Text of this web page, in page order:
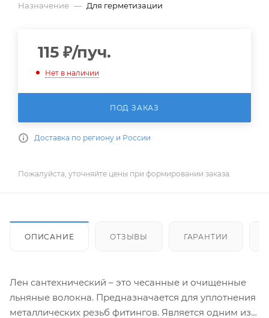
Назначение — Для герметизации
115 ₽/пуч.
Нет в наличии
ПОД ЗАКАЗ
Доставка по региону и России
Пожалуйста, уточняйте цены при формировании заказа.
ОПИСАНИЕ ОТЗЫВЫ ГАРАНТИИ
Лен сантехнический – это чесанные и очищенные
льняные волокна. Предназначается для уплотнения
металлических резьб фитингов. Является одним из